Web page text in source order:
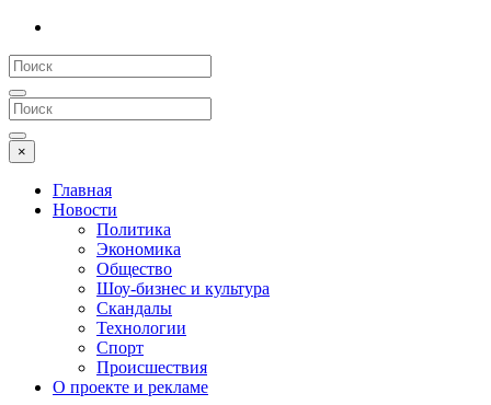
×
Главная
Новости
Политика
Экономика
Общество
Шоу-бизнес и культура
Скандалы
Технологии
Спорт
Происшествия
О проекте и рекламе